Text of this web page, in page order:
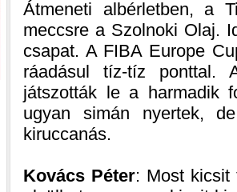
Átmeneti albérletben, a
meccsre a Szolnoki Olaj.
csapat. A FIBA Europe
ráadásul tíz-tíz ponttal.
játszották le a harmadik
ugyan simán nyertek,
kiruccanás.
Kovács Péter: Most kicsit